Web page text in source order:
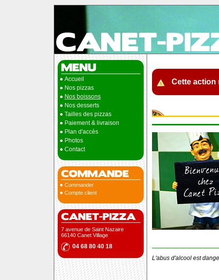
Cette action
L'abus d'alcool est
Accueil
Nos pizzas
Nos boissons
Nos desserts
Tailles des pizzas
Paiement & livraison
Plan d'accès
Photos
Contact
Commander
Compte client
7 avenue de Saint Nazaire
66140 Canet Village
04 68 80 40 18